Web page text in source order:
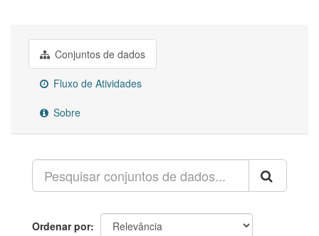
Conjuntos de dados
Fluxo de Atividades
Sobre
Ordenar por